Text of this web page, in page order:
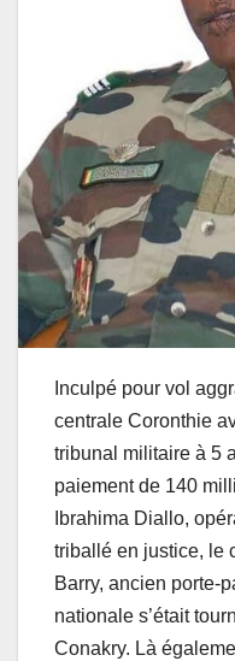
Inculpé pour vol
centrale Coronthie
tribunal militaire à 5
paiement de 140
Ibrahima Diallo,
triballé en justice, le
Barry, ancien porte-
nationale s’était
Conakry. Là